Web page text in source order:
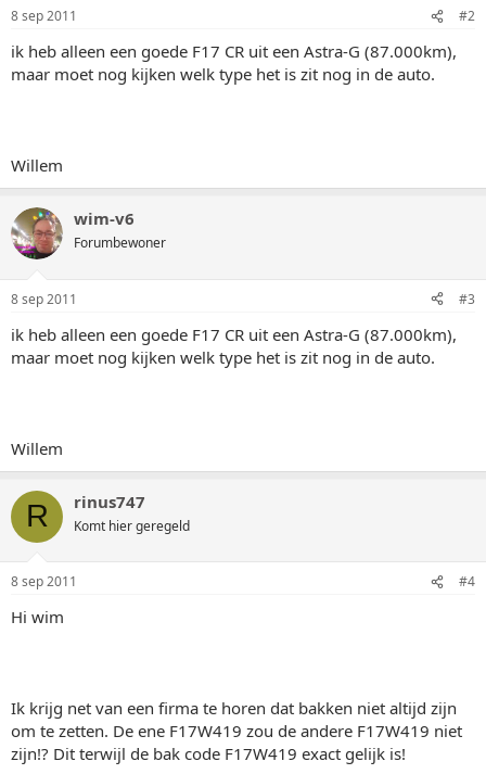
8 sep 2011 #2
ik heb alleen een goede F17 CR uit een Astra-G (87.000km),
maar moet nog kijken welk type het is zit nog in de auto.
Willem
wim-v6
Forumbewoner
8 sep 2011 #3
ik heb alleen een goede F17 CR uit een Astra-G (87.000km),
maar moet nog kijken welk type het is zit nog in de auto.
Willem
R rinus747
Komt hier geregeld
8 sep 2011 #4
Hi wim
Ik krijg net van een firma te horen dat bakken niet altijd zijn
om te zetten. De ene F17W419 zou de andere F17W419 niet
zijn!? Dit terwijl de bak code F17W419 exact gelijk is!